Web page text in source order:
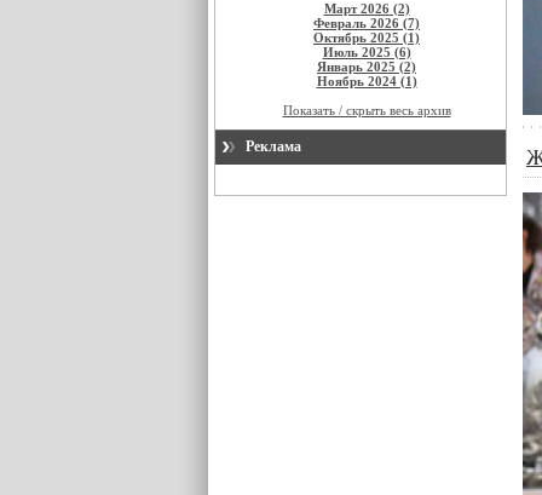
Март 2026 (2)
Февраль 2026 (7)
Октябрь 2025 (1)
Июль 2025 (6)
Январь 2025 (2)
Ноябрь 2024 (1)
Показать / скрыть весь архив
Реклама